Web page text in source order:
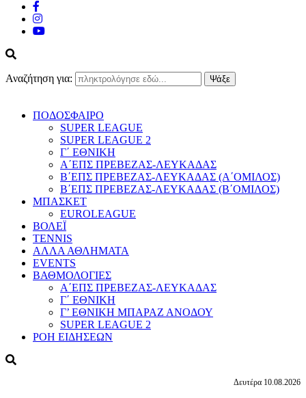
Αναζήτηση για:
ΠΟΔΟΣΦΑΙΡΟ
SUPER LEAGUE
SUPER LEAGUE 2
Γ΄ ΕΘΝΙΚΗ
Α΄ΕΠΣ ΠΡΕΒΕΖΑΣ-ΛΕΥΚΑΔΑΣ
Β΄ΕΠΣ ΠΡΕΒΕΖΑΣ-ΛΕΥΚΑΔΑΣ (Α΄ΟΜΙΛΟΣ)
Β΄ΕΠΣ ΠΡΕΒΕΖΑΣ-ΛΕΥΚΑΔΑΣ (Β΄ΟΜΙΛΟΣ)
ΜΠΑΣΚΕΤ
EUROLEAGUE
ΒΟΛΕΪ
TENNIS
ΑΛΛΑ ΑΘΛΗΜΑΤΑ
EVENTS
ΒΑΘΜΟΛΟΓΙΕΣ
Α΄ΕΠΣ ΠΡΕΒΕΖΑΣ-ΛΕΥΚΑΔΑΣ
Γ΄ ΕΘΝΙΚΗ
Γ’ ΕΘΝΙΚΗ ΜΠΑΡΑΖ ΑΝΟΔΟΥ
SUPER LEAGUE 2
ΡΟΗ ΕΙΔΗΣΕΩΝ
Δευτέρα 10.08.2026